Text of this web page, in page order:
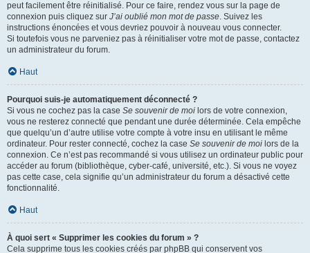
peut facilement être réinitialisé. Pour ce faire, rendez vous sur la page de
connexion puis cliquez sur J’ai oublié mon mot de passe. Suivez les
instructions énoncées et vous devriez pouvoir à nouveau vous connecter.
Si toutefois vous ne parveniez pas à réinitialiser votre mot de passe, contactez
un administrateur du forum.
Haut
Pourquoi suis-je automatiquement déconnecté ?
Si vous ne cochez pas la case Se souvenir de moi lors de votre connexion,
vous ne resterez connecté que pendant une durée déterminée. Cela empêche
que quelqu’un d’autre utilise votre compte à votre insu en utilisant le même
ordinateur. Pour rester connecté, cochez la case Se souvenir de moi lors de la
connexion. Ce n’est pas recommandé si vous utilisez un ordinateur public pour
accéder au forum (bibliothèque, cyber-café, université, etc.). Si vous ne voyez
pas cette case, cela signifie qu’un administrateur du forum a désactivé cette
fonctionnalité.
Haut
À quoi sert « Supprimer les cookies du forum » ?
Cela supprime tous les cookies créés par phpBB qui conservent vos